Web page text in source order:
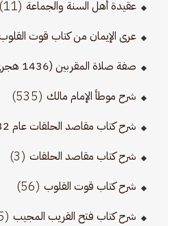
عقيدة أهل السنة والجماعة (11)
عرى الإيمان من كتاب قوت القلوب
صفة صلاة المقربين (1436 هجري)
شرح موطأ الإمام مالك (535)
شرح كتاب مقاصد الحلقات عام 1432هـ
شرح كتاب مقاصد الحلقات (3)
شرح كتاب قوت القلوب (56)
شرح كتاب فتح القريب المجيب (25)